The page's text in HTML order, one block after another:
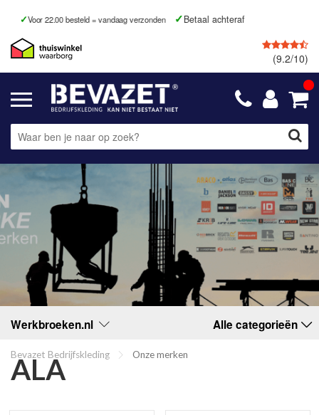
Voor 22.00 besteld = vandaag verzonden Betaal achteraf
(9.2/10)
Werkbroeken.nl Alle categorieën
Bevazet Bedrijfskleding Onze merken
ALA